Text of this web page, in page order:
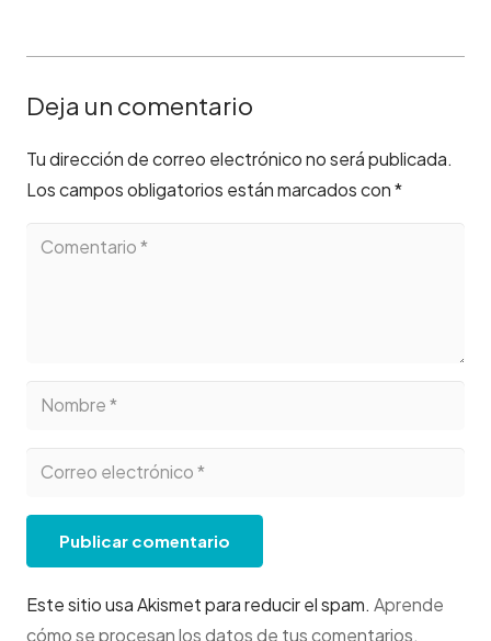
Deja un comentario
Tu dirección de correo electrónico no será publicada.
Los campos obligatorios están marcados con*
Publicar comentario
Este sitio usa Akismet para reducir el spam. Aprende
cómo se procesan los datos de tus comentarios.